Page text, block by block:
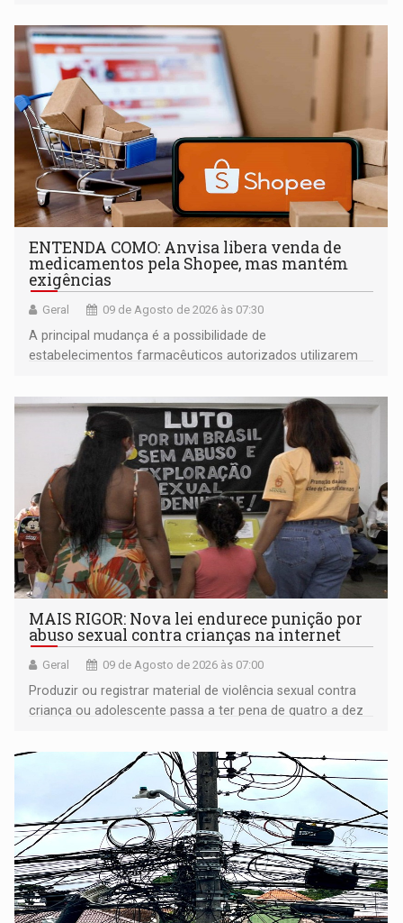
ENTENDA COMO: Anvisa libera venda de
medicamentos pela Shopee, mas mantém
exigências
Geral 09 de Agosto de 2026 às 07:30
A principal mudança é a possibilidade de
estabelecimentos farmacêuticos autorizados utilizarem
MAIS RIGOR: Nova lei endurece punição por
abuso sexual contra crianças na internet
Geral 09 de Agosto de 2026 às 07:00
Produzir ou registrar material de violência sexual contra
criança ou adolescente passa a ter pena de quatro a dez